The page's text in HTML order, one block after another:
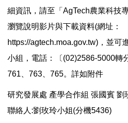
歷史產學合作統計
產學活動集錦
細資訊，請至「AgTech農業科技
瀏覽說明影片與下載資料(網址：
https://agtech.moa.gov.tw)，並可
小組，電話：〔(02)2586-5000轉
761、763、765。詳如附件
研究發展處 產學合作組 張國賓 劉
聯絡人:劉玫玲小姐(分機5436)